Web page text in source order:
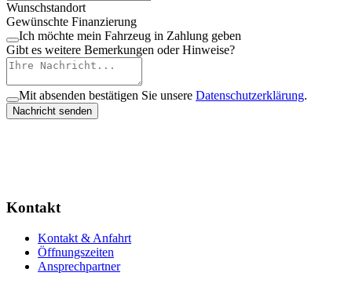
Wunschstandort
Gewünschte Finanzierung
Ich möchte mein Fahrzeug in Zahlung geben
Gibt es weitere Bemerkungen oder Hinweise?
Mit absenden bestätigen Sie unsere Datenschutzerklärung.
Nachricht senden
Kontakt
Kontakt & Anfahrt
Öffnungszeiten
Ansprechpartner